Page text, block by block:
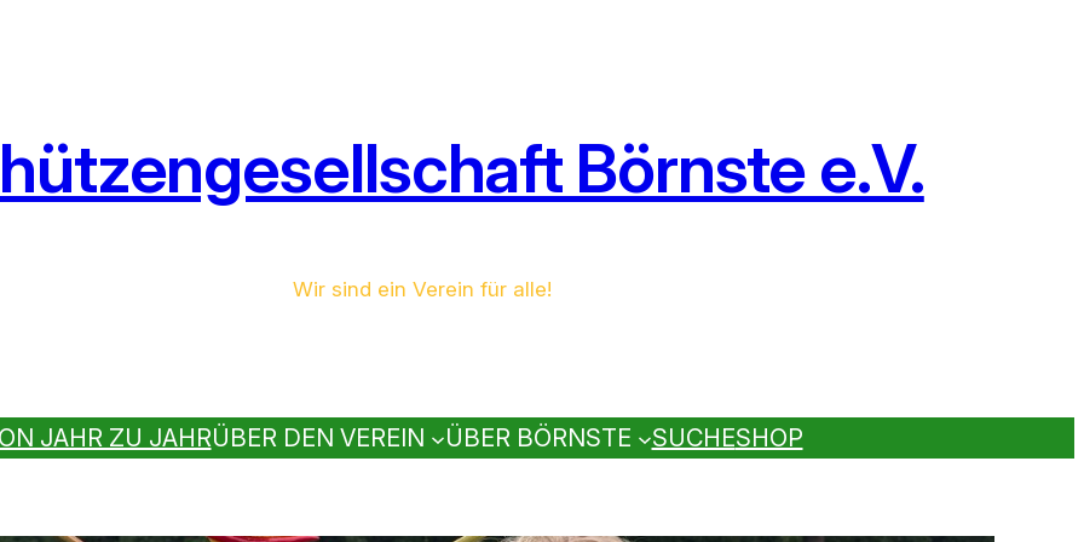
Börnste e.V.
Wir sind ein Verein für alle!
JAHR ZU JAHRÜBER DEN VEREIN ÜBER BÖRNSTE SUCHESHOP